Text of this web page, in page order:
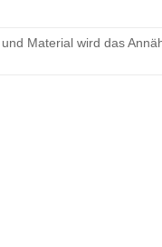
Material wird das